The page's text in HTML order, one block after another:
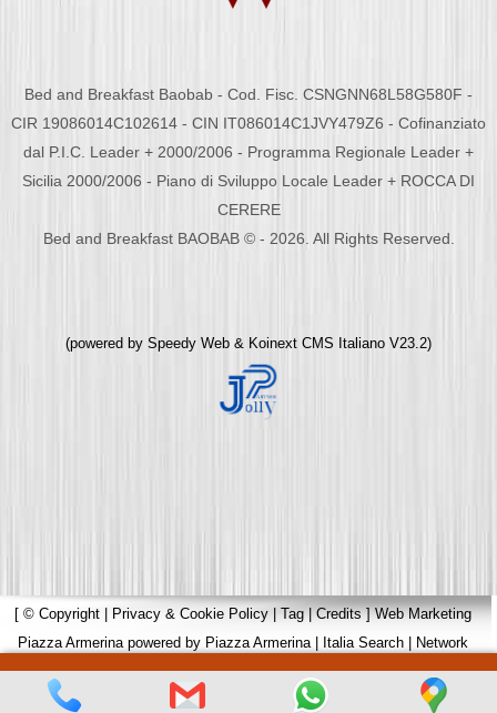
Bed and Breakfast Baobab - Cod. Fisc. CSNGNN68L58G580F -
CIR 19086014C102614 - CIN IT086014C1JVY479Z6 - Cofinanziato
dal P.I.C. Leader + 2000/2006 - Programma Regionale Leader +
Sicilia 2000/2006 - Piano di Sviluppo Locale Leader + ROCCA DI
CERERE
Bed and Breakfast BAOBAB © - 2026. All Rights Reserved.
(powered by Speedy Web & Koinext CMS Italiano V23.2)
[ © Copyright Privacy & Cookie Policy Tag|Credits]Web Marketing
Piazza Armerinapowered by Piazza Armerina| Italia Search
Network
Portali